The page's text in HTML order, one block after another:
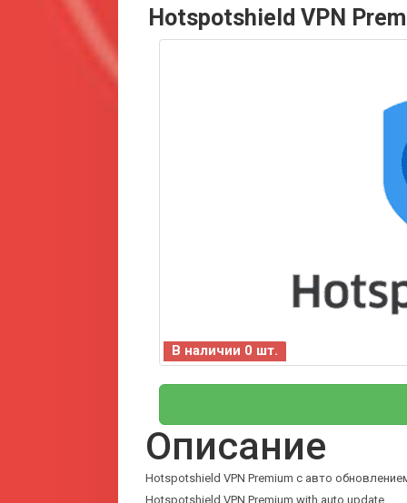
Hotspotshield VPN
В наличии 0 шт.
Описание
Hotspotshield VPN Premium с авто
Hotspotshield VPN Premium with auto update